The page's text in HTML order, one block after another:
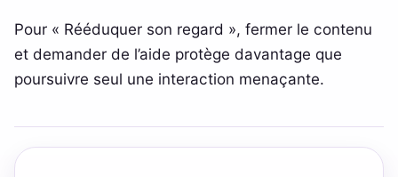
Pour « Rééduquer son regard », fermer le contenu
et demander de l’aide protège davantage que
poursuivre seul une interaction menaçante.